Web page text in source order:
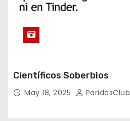
Científicos Soberbios
May 18, 2025 ParidasClub